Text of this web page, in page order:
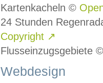
Kartenkacheln ©
24 Stunden
Copyright ↗
Flusseinzugsgebiete
Webdesign